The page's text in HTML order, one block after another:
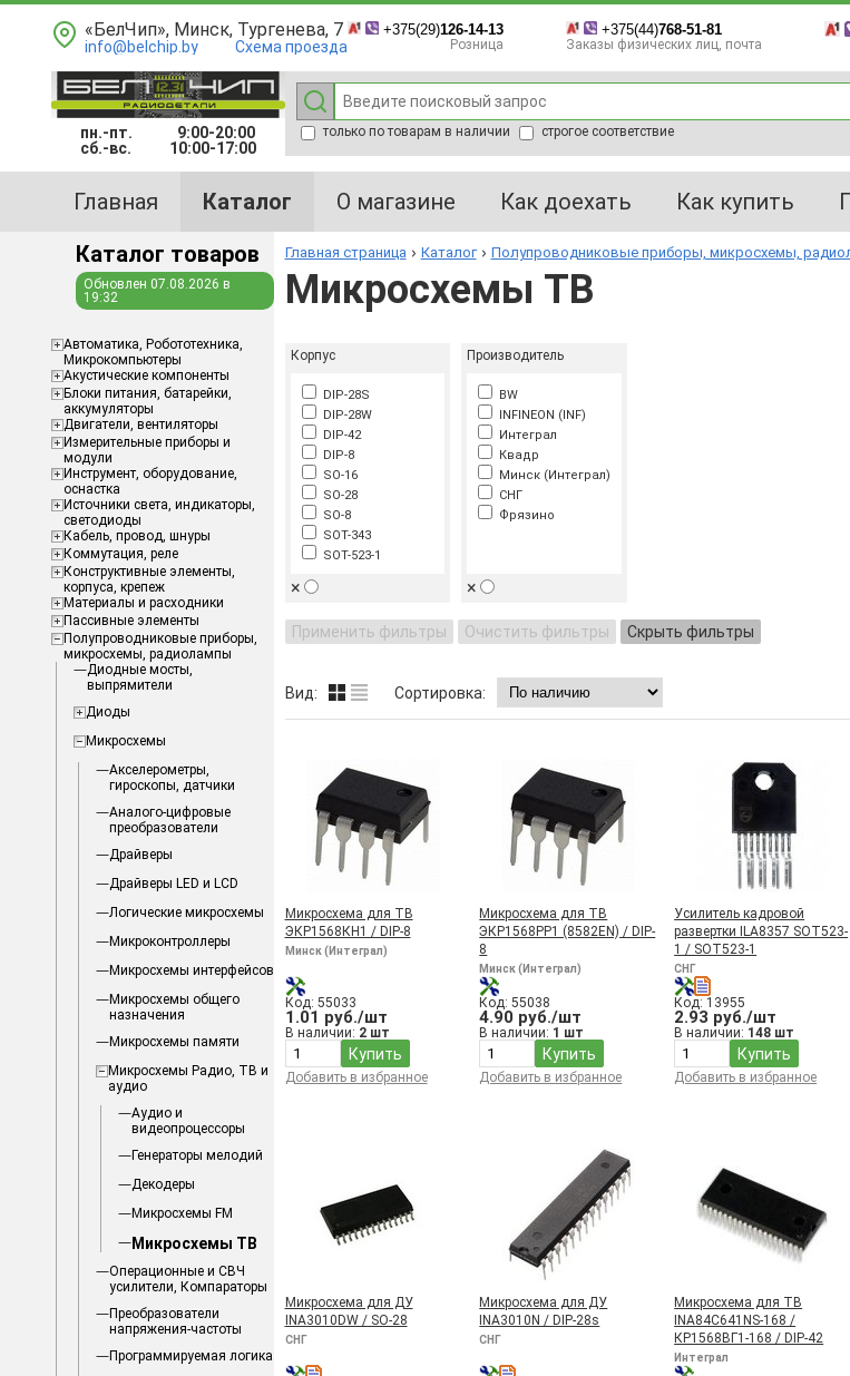
«БелЧип», Минск, Тургенева, 7
info@belchip.by Схема проезда
+375(29)126-14-13
Розница
+375(44)768-51-81
Заказы физических лиц, почта
пн.-пт.
9:00-20:00
сб.-вс.
10:00-17:00
только по товарам в наличии строгое соответствие
Главная Каталог О магазине Как доехать Как купить
Каталог товаров
Обновлен 07.08.2026 в
19:32
Aвтоматика, Робототехника,
Микрокомпьютеры
Акустические компоненты
Блоки питания, батарейки,
аккумуляторы
Двигатели, вентиляторы
Измерительные приборы и
модули
Инструмент, оборудование,
оснастка
Источники света, индикаторы,
светодиоды
Кабель, провод, шнуры
Коммутация, реле
Конструктивные элементы,
корпуса, крепеж
Материалы и расходники
Пассивные элементы
Полупроводниковые приборы,
микросхемы, радиолампы
Диодные мосты,
выпрямители
Диоды
Микросхемы
Акселерометры,
гироскопы, датчики
Аналого-цифровые
преобразователи
Драйверы
Драйверы LED и LCD
Логические микросхемы
Микроконтроллеры
Микросхемы интерфейсов
Микросхемы общего
назначения
Микросхемы памяти
Микросхемы Радио, ТВ и
аудио
Аудио и
видеопроцессоры
Генераторы мелодий
Декодеры
Микросхемы FM
Микросхемы ТВ
Операционные и СВЧ
усилители, Компараторы
Преобразователи
напряжения-частоты
Программируемая логика
Главная страница Каталог Полупроводниковые приборы, микросхемы,
Микросхемы ТВ
Корпус
DIP-28S
DIP-28W
DIP-42
DIP-8
SO-16
SO-28
SO-8
SOT-343
SOT-523-1
×
Производитель
BW
INFINEON (INF)
Интеграл
Квадр
Минск (Интеграл)
СНГ
Фрязино
×
Применить фильтры Очистить фильтры Скрыть фильтры
Вид: Сортировка:
Микросхема для ТВ
ЭКР1568КН1 / DIP-8
Минск (Интеграл)
Код: 55033
1.01 руб./шт
В наличии: 2 шт
Купить
Добавить в избранное
Микросхема для ТВ
ЭКР1568РР1 (8582EN) / DIP-
8
Минск (Интеграл)
Код: 55038
4.90 руб./шт
В наличии: 1 шт
Купить
Добавить в избранное
Усилитель кадровой
развертки ILA8357 SOT523-
1 / SOT523-1
СНГ
Код: 13955
2.93 руб./шт
В наличии: 148 шт
Купить
Добавить в избранное
Микросхема для ДУ
INA3010DW / SO-28
СНГ
Микросхема для ДУ
INA3010N / DIP-28s
СНГ
Микросхема для ТВ
INA84C641NS-168 /
КР1568ВГ1-168 / DIP-42
Интеграл